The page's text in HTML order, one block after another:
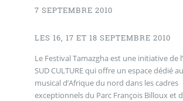
7 SEPTEMBRE 2010
LES 16, 17 ET 18 SEPTEMBRE 2010
Le Festival Tamazgha est une initiative de
SUD CULTURE qui offre un espace dédié
musical d’Afrique du nord dans les cadres
exceptionnels du Parc François Billoux et